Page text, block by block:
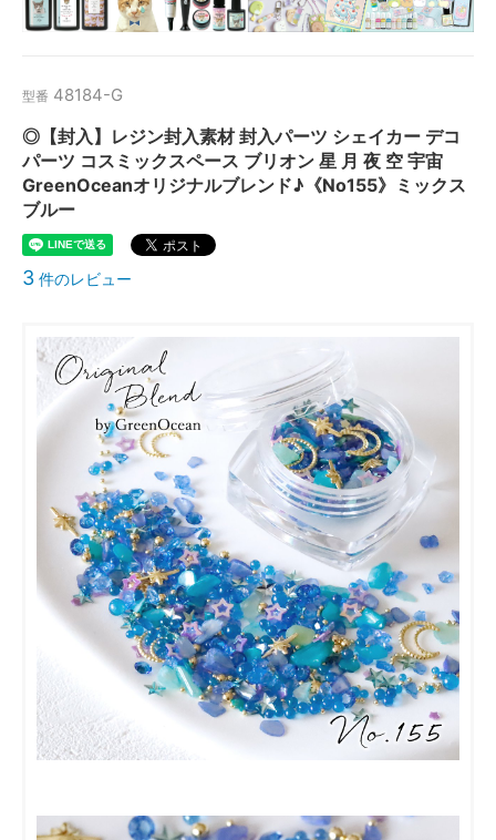
型番 48184-G
◎【封入】レジン封入素材 封入パーツ シェイカー デコ
パーツ コスミックスペース ブリオン 星 月 夜 空 宇宙
GreenOceanオリジナルブレンド♪《No155》ミックス
ブルー
3 件のレビュー